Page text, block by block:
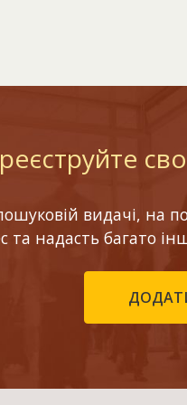
видачі, на
та надасть багато